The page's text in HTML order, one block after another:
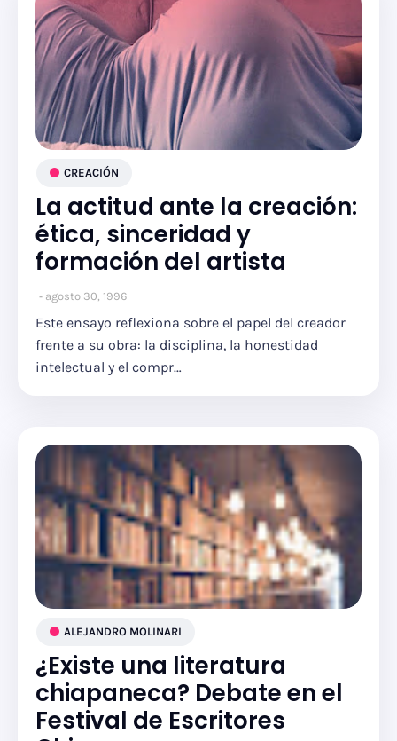
CREACIÓN
La actitud ante la creación:
ética, sinceridad y
formación del artista
agosto 30, 1996
Este ensayo reflexiona sobre el papel del creador
frente a su obra: la disciplina, la honestidad
intelectual y el compr…
ALEJANDRO MOLINARI
¿Existe una literatura
chiapaneca? Debate en el
Festival de Escritores